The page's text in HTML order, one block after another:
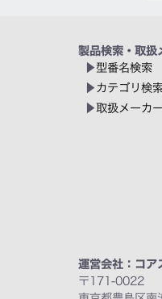
製品検索・取扱
型番名検索
カテゴリ検
取扱メーカ
運営会社：コア
〒171-0022